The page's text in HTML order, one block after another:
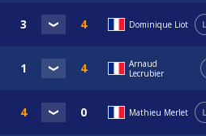
Dominique Liot L
Arnaud
Lecrubier
Mathieu Merlet L